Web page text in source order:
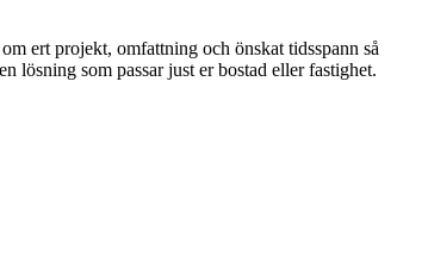
ert projekt, omfattning och önskat tidsspann så
lösning som passar just er bostad eller fastighet.